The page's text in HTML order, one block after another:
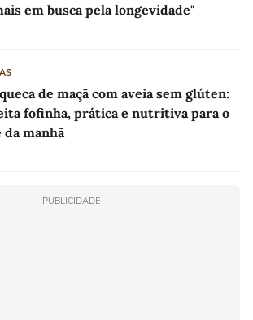
em busca pela longevidade"
de maçã com aveia sem glúten:
fofinha, prática e nutritiva para o
da manhã
PUBLICIDADE